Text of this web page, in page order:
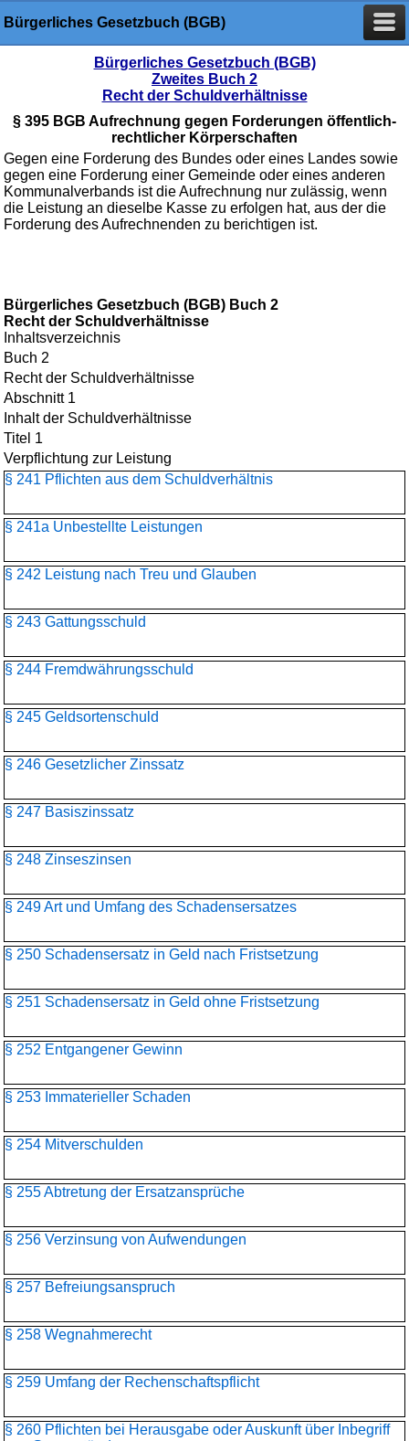
Bürgerliches Gesetzbuch (BGB)
Bürgerliches Gesetzbuch (BGB)
Zweites Buch 2
Recht der Schuldverhältnisse
§ 395 BGB Aufrechnung gegen Forderungen öffentlich-
rechtlicher Körperschaften
Gegen eine Forderung des Bundes oder eines Landes sowie
gegen eine Forderung einer Gemeinde oder eines anderen
Kommunalverbands ist die Aufrechnung nur zulässig, wenn
die Leistung an dieselbe Kasse zu erfolgen hat, aus der die
Forderung des Aufrechnenden zu berichtigen ist.
Bürgerliches Gesetzbuch (BGB) Buch 2
Recht der Schuldverhältnisse
Inhaltsverzeichnis
Buch 2
Recht der Schuldverhältnisse
Abschnitt 1
Inhalt der Schuldverhältnisse
Titel 1
Verpflichtung zur Leistung
§ 241 Pflichten aus dem Schuldverhältnis
§ 241a Unbestellte Leistungen
§ 242 Leistung nach Treu und Glauben
§ 243 Gattungsschuld
§ 244 Fremdwährungsschuld
§ 245 Geldsortenschuld
§ 246 Gesetzlicher Zinssatz
§ 247 Basiszinssatz
§ 248 Zinseszinsen
§ 249 Art und Umfang des Schadensersatzes
§ 250 Schadensersatz in Geld nach Fristsetzung
§ 251 Schadensersatz in Geld ohne Fristsetzung
§ 252 Entgangener Gewinn
§ 253 Immaterieller Schaden
§ 254 Mitverschulden
§ 255 Abtretung der Ersatzansprüche
§ 256 Verzinsung von Aufwendungen
§ 257 Befreiungsanspruch
§ 258 Wegnahmerecht
§ 259 Umfang der Rechenschaftspflicht
§ 260 Pflichten bei Herausgabe oder Auskunft über Inbegriff